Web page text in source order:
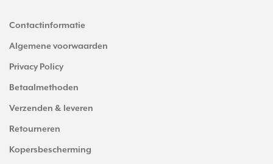
Contactinformatie
Algemene voorwaarden
Privacy Policy
Betaalmethoden
Verzenden & leveren
Retourneren
Kopersbescherming